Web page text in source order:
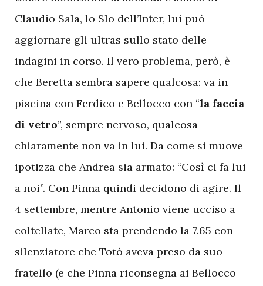
Claudio Sala, lo Slo dell’Inter, lui può
aggiornare gli ultras sullo stato delle
indagini in corso. Il vero problema, però, è
che Beretta sembra sapere qualcosa: va in
piscina con Ferdico e Bellocco con “la faccia
di vetro”, sempre nervoso, qualcosa
chiaramente non va in lui. Da come si muove
ipotizza che Andrea sia armato: “Così ci fa lui
a noi”. Con Pinna quindi decidono di agire. Il
4 settembre, mentre Antonio viene ucciso a
coltellate, Marco sta prendendo la 7.65 con
silenziatore che Totò aveva preso da suo
fratello (e che Pinna riconsegna ai Bellocco